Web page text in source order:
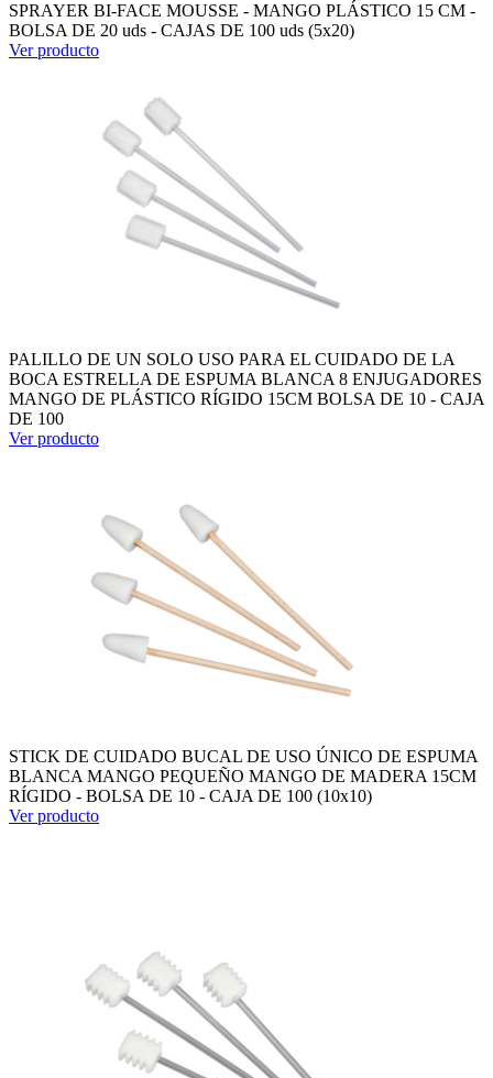
SPRAYER BI-FACE MOUSSE - MANGO PLÁSTICO 15 CM -
BOLSA DE 20 uds - CAJAS DE 100 uds (5x20)
Ver producto
PALILLO DE UN SOLO USO PARA EL CUIDADO DE LA
BOCA ESTRELLA DE ESPUMA BLANCA 8 ENJUGADORES
MANGO DE PLÁSTICO RÍGIDO 15CM BOLSA DE 10 - CAJA
DE 100
Ver producto
STICK DE CUIDADO BUCAL DE USO ÚNICO DE ESPUMA
BLANCA MANGO PEQUEÑO MANGO DE MADERA 15CM
RÍGIDO - BOLSA DE 10 - CAJA DE 100 (10x10)
Ver producto